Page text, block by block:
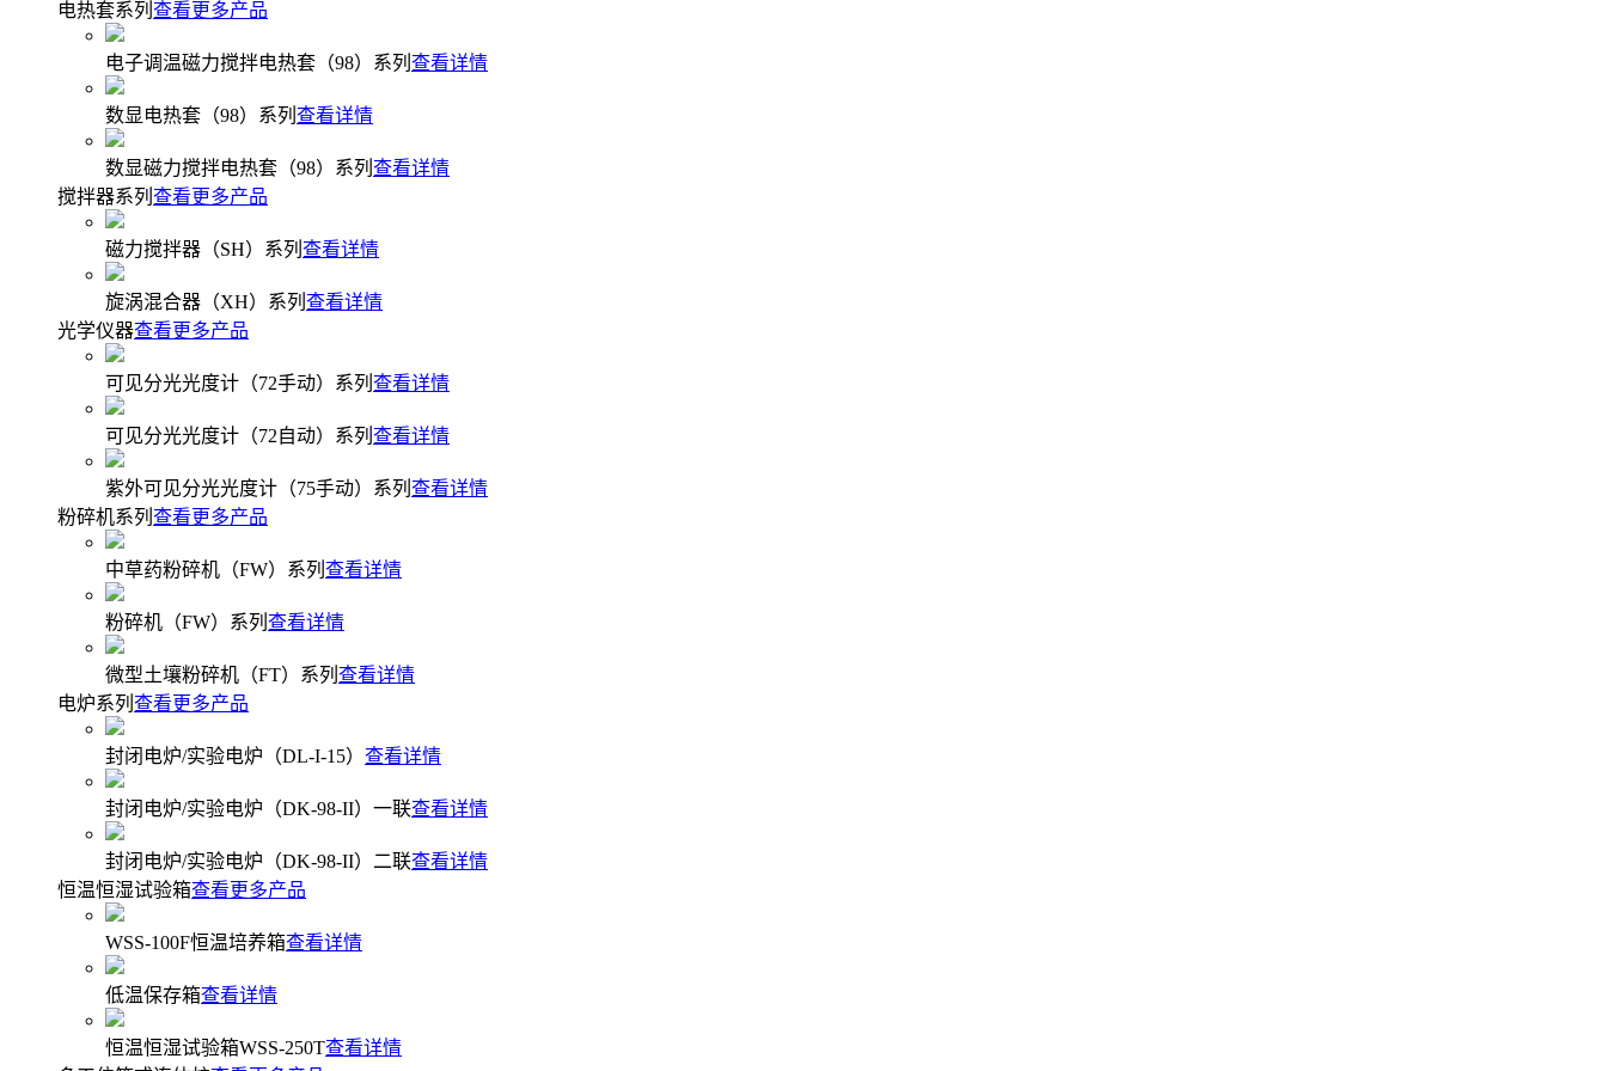
电热套系列 查看更多产品
电子调温磁力搅拌电热套（98）系列 查看详情
数显电热套（98）系列 查看详情
数显磁力搅拌电热套（98）系列 查看详情
搅拌器系列 查看更多产品
磁力搅拌器（SH）系列 查看详情
旋涡混合器（XH）系列 查看详情
光学仪器查看更多产品
可见分光光度计（72手动）系列 查看详情
可见分光光度计（72自动）系列 查看详情
紫外可见分光光度计（75手动）系列 查看详情
粉碎机系列 查看更多产品
中草药粉碎机（FW）系列 查看详情
粉碎机（FW）系列 查看详情
微型土壤粉碎机（FT）系列 查看详情
电炉系列 查看更多产品
封闭电炉/实验电炉（DL-I-15） 查看详情
封闭电炉/实验电炉（DK-98-II）一联查看详情
封闭电炉/实验电炉（DK-98-II）二联查看详情
恒温恒湿试验箱查看更多产品
WSS-100F恒温培养箱查看详情
低温保存箱查看详情
恒温恒湿试验箱WSS-250T查看详情